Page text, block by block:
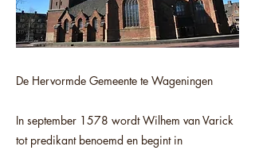
De Hervormde Gemeente te Wageningen
In september 1578 wordt Wilhem van Varick
tot predikant benoemd en begint in